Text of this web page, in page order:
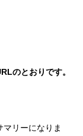
のとおりです。
リーになりま